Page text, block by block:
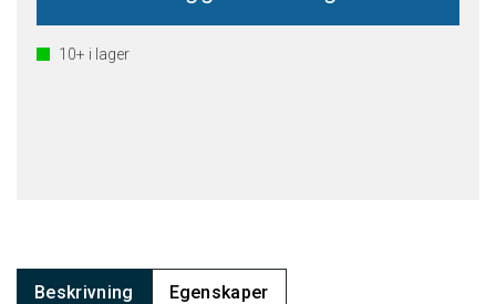
10+ i lager
Beskrivning Egenskaper